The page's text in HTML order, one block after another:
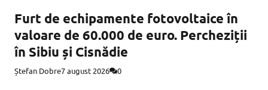
Furt de echipamente fotovoltaice în
valoare de 60.000 de euro. Percheziții
în Sibiu și Cisnădie
Ștefan Dobre7 august 2026 0